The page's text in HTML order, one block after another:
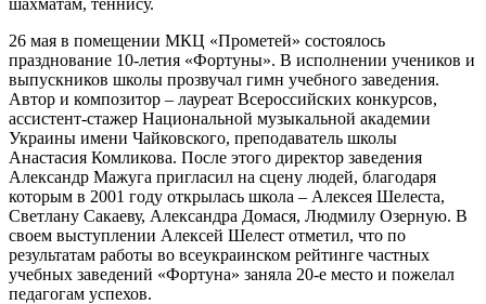
26 мая в помещении МКЦ «Прометей» состоялось
празднование 10-летия «Фортуны». В исполнении учеников и
выпускников школы прозвучал гимн учебного заведения.
Автор и композитор – лауреат Всероссийских конкурсов,
ассистент-стажер Национальной музыкальной академии
Украины имени Чайковского, преподаватель школы
Анастасия Комликова. После этого директор заведения
Александр Мажуга пригласил на сцену людей, благодаря
которым в 2001 году открылась школа – Алексея Шелеста,
Светлану Сакаеву, Александра Домася, Людмилу Озерную. В
своем выступлении Алексей Шелест отметил, что по
результатам работы во всеукраинском рейтинге частных
учебных заведений «Фортуна» заняла 20-е место и пожелал
педагогам успехов.